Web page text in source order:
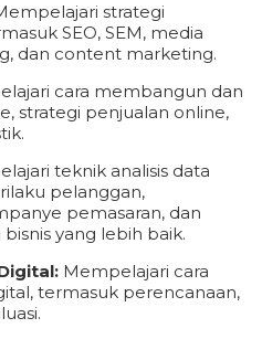
strategi
SEO, SEM, media
dan content marketing.
cara membangun dan
strategi penjualan online,
teknik analisis data
pelanggan,
pemasaran, dan
yang lebih baik.
Mempelajari cara
termasuk perencanaan,